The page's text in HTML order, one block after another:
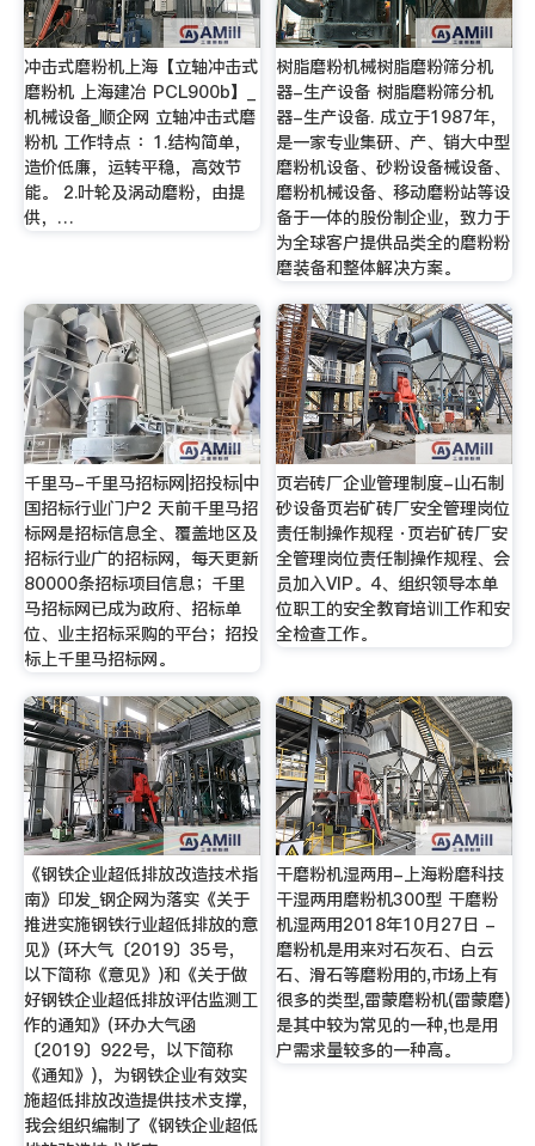
冲击式磨粉机上海【立轴冲击式
磨粉机 上海建冶 PCL900b】_
机械设备_顺企网 立轴冲击式磨
粉机 工作特点 ：1.结构简单，
造价低廉，运转平稳，高效节
能。 2.叶轮及涡动磨粉，由提
供，…
树脂磨粉机械树脂磨粉筛分机
器-生产设备 树脂磨粉筛分机
器-生产设备. 成立于1987年，
是一家专业集研、产、销大中型
磨粉机设备、砂粉设备械设备、
磨粉机械设备、移动磨粉站等设
备于一体的股份制企业，致力于
为全球客户提供品类全的磨粉粉
磨装备和整体解决方案。
千里马-千里马招标网|招投标|中
国招标行业门户2 天前千里马招
标网是招标信息全、覆盖地区及
招标行业广的招标网，每天更新
80000条招标项目信息；千里
马招标网已成为政府、招标单
位、业主招标采购的平台；招投
标上千里马招标网。
页岩砖厂企业管理制度-山石制
砂设备页岩矿砖厂安全管理岗位
责任制操作规程 ·页岩矿砖厂安
全管理岗位责任制操作规程、会
员加入VIP。4、组织领导本单
位职工的安全教育培训工作和安
全检查工作。
《钢铁企业超低排放改造技术指
南》印发_钢企网为落实《关于
推进实施钢铁行业超低排放的意
见》(环大气〔2019〕35号，
以下简称《意见》)和《关于做
好钢铁企业超低排放评估监测工
作的通知》(环办大气函
〔2019〕922号，以下简称
《通知》)，为钢铁企业有效实
施超低排放改造提供技术支撑，
我会组织编制了《钢铁企业超低
干磨粉机湿两用-上海粉磨科技
干湿两用磨粉机300型 干磨粉
机湿两用2018年10月27日 -
磨粉机是用来对石灰石、白云
石、滑石等磨粉用的,市场上有
很多的类型,雷蒙磨粉机(雷蒙磨)
是其中较为常见的一种,也是用
户需求量较多的一种高。